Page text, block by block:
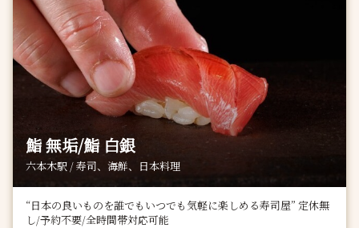
鮨 無垢/鮨 白銀
六本木駅 / 寿司、海鮮、日本料理
“日本の良いものを誰でもいつでも気軽に楽しめる寿司屋” 定休無
し/予約不要/全時間帯対応可能